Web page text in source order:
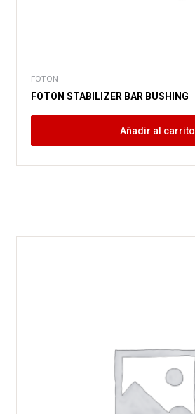
FOTON
FOTON STABILIZER BAR BUSHING
Añadir al carrito